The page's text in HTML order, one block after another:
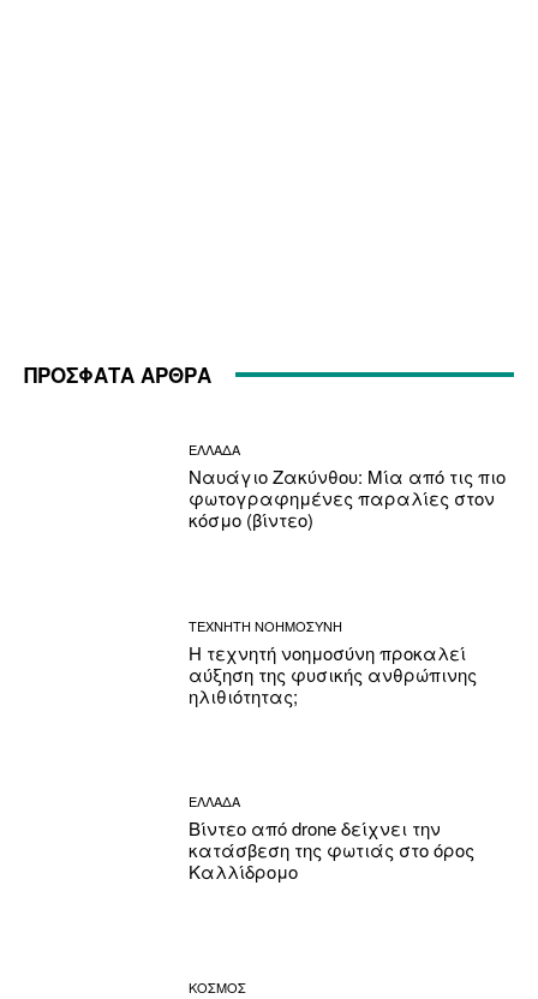
ΠΡΟΣΦΑΤΑ ΑΡΘΡΑ
ΕΛΛΑΔΑ
Ναυάγιο Ζακύνθου: Μία από τις πιο
φωτογραφημένες παραλίες στον
κόσμο (βίντεο)
ΤΕΧΝΗΤΗ ΝΟΗΜΟΣΥΝΗ
Η τεχνητή νοημοσύνη προκαλεί
αύξηση της φυσικής ανθρώπινης
ηλιθιότητας;
ΕΛΛΑΔΑ
Βίντεο από drone δείχνει την
κατάσβεση της φωτιάς στο όρος
Καλλίδρομο
ΚΟΣΜΟΣ